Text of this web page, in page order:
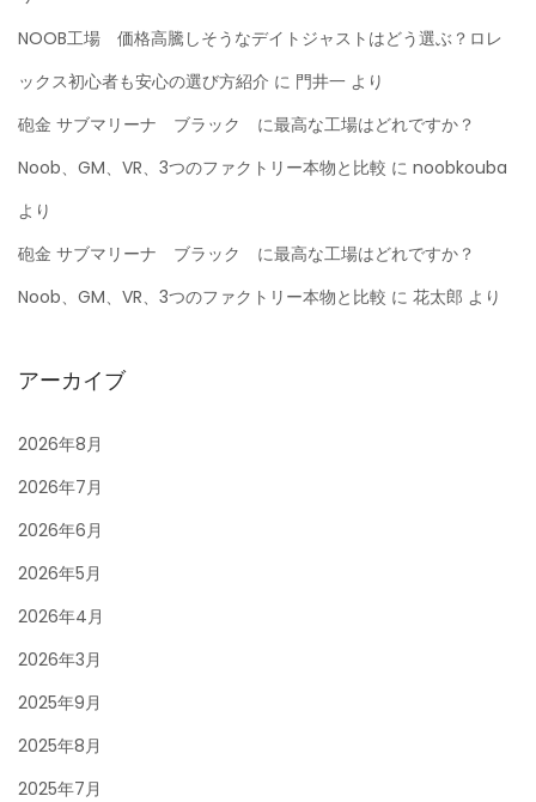
NOOB工場 価格高騰しそうなデイトジャストはどう選ぶ？ロレ
ックス初心者も安心の選び方紹介 に 門井一 より
砲金 サブマリーナ ブラック に最高な工場はどれですか？
Noob、GM、VR、3つのファクトリー本物と比較 に noobkouba
より
砲金 サブマリーナ ブラック に最高な工場はどれですか？
Noob、GM、VR、3つのファクトリー本物と比較 に 花太郎 より
アーカイブ
2026年8月
2026年7月
2026年6月
2026年5月
2026年4月
2026年3月
2025年9月
2025年8月
2025年7月